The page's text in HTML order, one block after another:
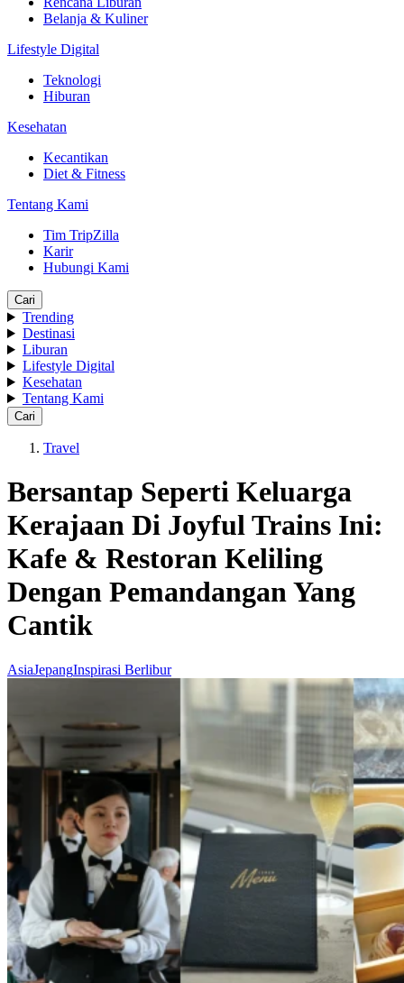
Belanja & Kuliner
Lifestyle Digital
Teknologi
Hiburan
Kesehatan
Kecantikan
Diet & Fitness
Tentang Kami
Tim TripZilla
Karir
Hubungi Kami
Cari
Trending
Destinasi
Liburan
Lifestyle Digital
Kesehatan
Tentang Kami
Cari
Travel
Bersantap Seperti Keluarga
Kerajaan Di Joyful Trains Ini:
Kafe & Restoran Keliling
Dengan Pemandangan Yang
Cantik
AsiaJepangInspirasi Berlibur